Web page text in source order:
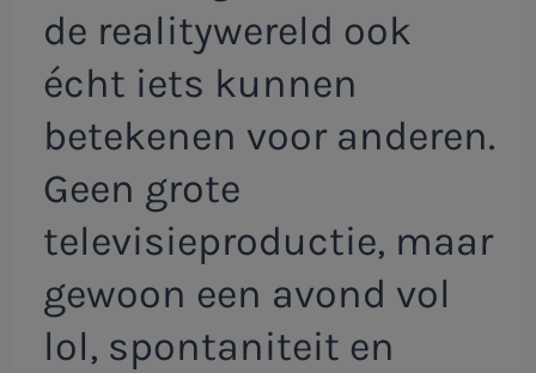
de realitywereld ook
écht iets kunnen
betekenen voor anderen.
Geen grote
televisieproductie, maar
gewoon een avond vol
lol, spontaniteit en